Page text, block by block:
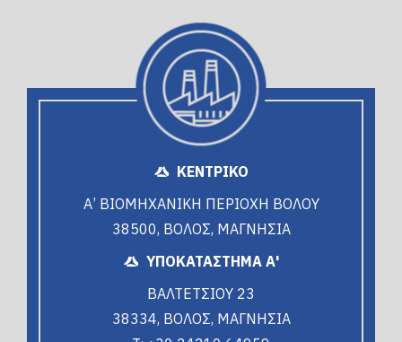
ΚΕΝΤΡΙΚΟ
Α’ ΒΙΟΜΗΧΑΝΙΚΗ ΠΕΡΙΟΧΗ ΒΟΛΟΥ
38500, ΒΟΛΟΣ, ΜΑΓΝΗΣΙΑ
ΥΠΟΚΑΤΑΣΤΗΜΑ Α'
ΒΑΛΤΕΤΣΙΟΥ 23
38334, ΒΟΛΟΣ, ΜΑΓΝΗΣΙΑ